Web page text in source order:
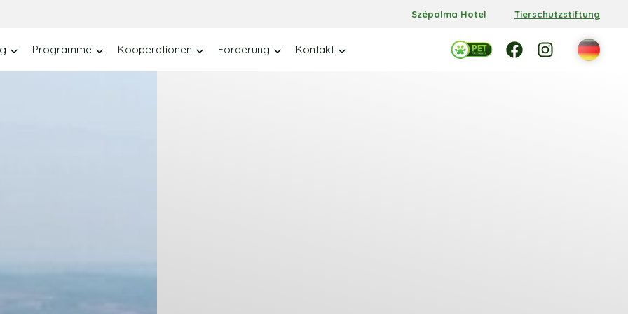
Szépalma Hotel Tierschutzstiftung
Programme Kooperationen Forderung Kontakt
Facebook FacebookInstagram